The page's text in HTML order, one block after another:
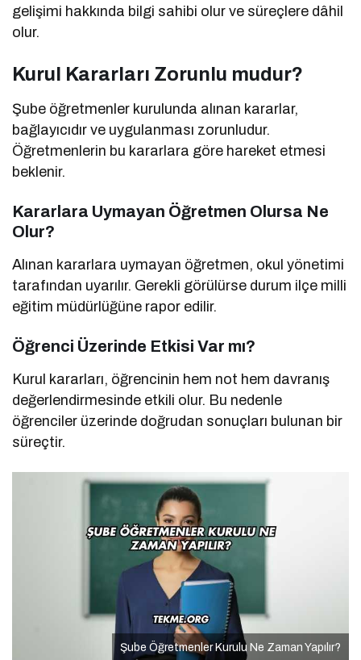
gelişimi hakkında bilgi sahibi olur ve süreçlere dâhil
olur.
Kurul Kararları Zorunlu mudur?
Şube öğretmenler kurulunda alınan kararlar,
bağlayıcıdır ve uygulanması zorunludur.
Öğretmenlerin bu kararlara göre hareket etmesi
beklenir.
Kararlara Uymayan Öğretmen Olursa Ne
Olur?
Alınan kararlara uymayan öğretmen, okul yönetimi
tarafından uyarılır. Gerekli görülürse durum ilçe milli
eğitim müdürlüğüne rapor edilir.
Öğrenci Üzerinde Etkisi Var mı?
Kurul kararları, öğrencinin hem not hem davranış
değerlendirmesinde etkili olur. Bu nedenle
öğrenciler üzerinde doğrudan sonuçları bulunan bir
süreçtir.
Şube Öğretmenler Kurulu Ne Zaman Yapılır?